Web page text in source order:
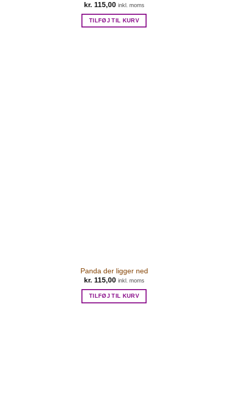
kr. 115,00 inkl. moms
TILFØJ TIL KURV
Panda der ligger ned
kr. 115,00 inkl. moms
TILFØJ TIL KURV